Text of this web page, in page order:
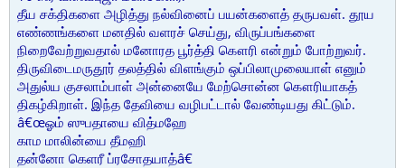
தீய சக்திகளை அழித்து நல்வினைப் பயன்களைத் தருபவள். தூய
எண்ணங்களை மனதில் வளரச் செய்து, விருப்பங்களை
நிறைவேற்றுவதால் மனோரத பூர்த்தி கௌரி என்றும் போற்றுவர்.
திருவிடைமருதூர் தலத்தில் விளங்கும் ஒப்பிலாமுலையாள் எனும்
அதுல்ய குசலாம்பாள் அன்னையே மேற்சொன்ன கௌரியாகத்
திகழ்கிறாள். இந்த தேவியை வழிபட்டால் வேண்டியது கிட்டும்.
â€œஓம் ஸுபதாயை வித்மஹே
காம மாலின்யை தீமஹி
தன்னோ கெளரீ ப்ரசோதயாத்â€